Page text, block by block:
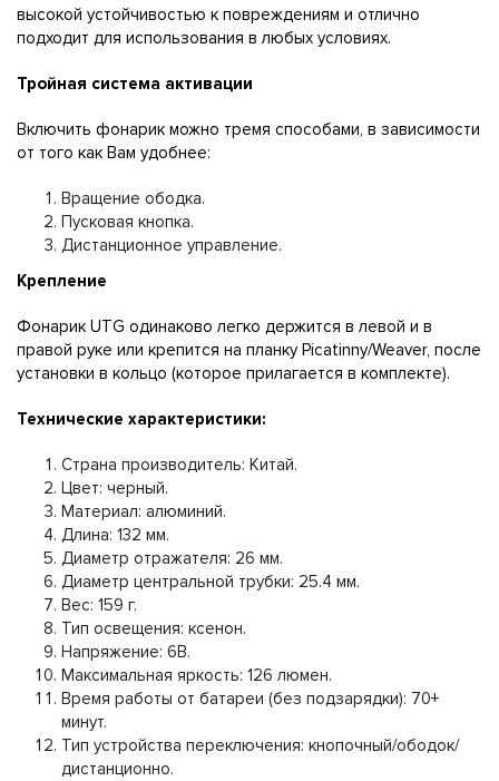
высокой устойчивостью к повреждениям и отлично
подходит для использования в любых условиях.
Тройная система активации
Включить фонарик можно тремя способами, в зависимости
от того как Вам удобнее:
Вращение ободка.
Пусковая кнопка.
Дистанционное управление.
Крепление
Фонарик UTG одинаково легко держится в левой и в
правой руке или крепится на планку Picatinny/Weaver, после
установки в кольцо (которое прилагается в комплекте).
Технические характеристики:
Страна производитель: Китай.
Цвет: черный.
Материал: алюминий.
Длина: 132 мм.
Диаметр отражателя: 26 мм.
Диаметр центральной трубки: 25.4 мм.
Вес: 159 г.
Тип освещения: ксенон.
Напряжение: 6В.
Максимальная яркость: 126 люмен.
Время работы от батареи (без подзарядки): 70+
минут.
Тип устройства переключения: кнопочный/ободок/
дистанционно.